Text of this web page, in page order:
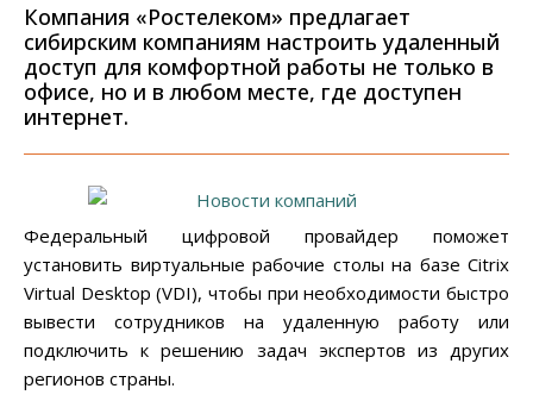
Компания «Ростелеком» предлагает
сибирским компаниям настроить удаленный
доступ для комфортной работы не только в
офисе, но и в любом месте, где доступен
интернет.
Федеральный цифровой провайдер поможет
установить виртуальные рабочие столы на базе Citrix
Virtual Desktop (VDI), чтобы при необходимости быстро
вывести сотрудников на удаленную работу или
подключить к решению задач экспертов из других
регионов страны.